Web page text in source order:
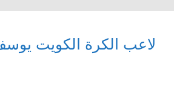
لاعب الكرة الكويت